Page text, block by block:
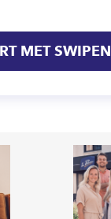
MET SWIPEN